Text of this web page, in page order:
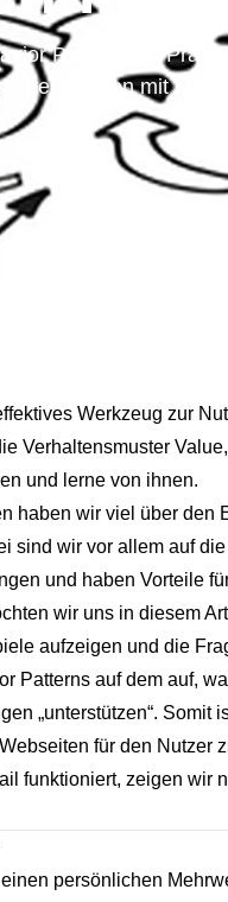
Patterns im
Unternehmen mit
Werkzeug zur
Verhaltensmuster
und lerne von ihnen.
haben wir viel über
sind wir vor allem auf
und haben Vorteile
wir uns in diesem
aufzeigen und die
Patterns auf dem auf,
„unterstützen“.
für den
funktioniert, zeigen wir
persönlichen